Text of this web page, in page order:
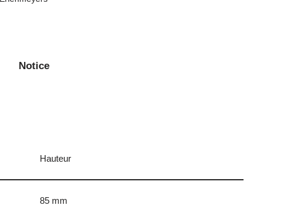
Notice
Hauteur
85 mm